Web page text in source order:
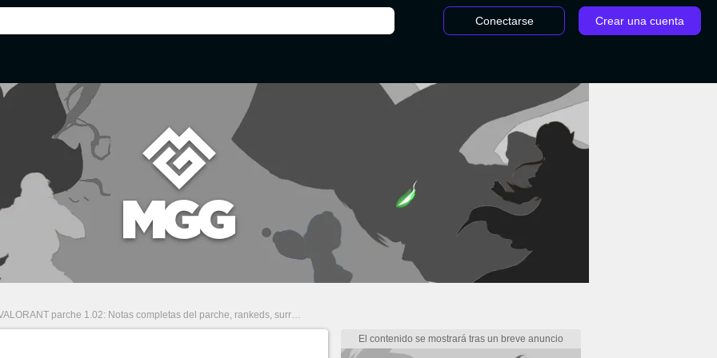
Conectarse Crear una cuenta
parche 1.02: Notas completas del parche, rankeds, surrender, balance y cambios a los mapas